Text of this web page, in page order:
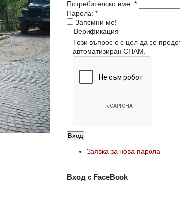
Потребителско име: *
Парола: *
Запомни ме!
Верификация
Този въпрос е с цел да се
автоматизиран СПАМ.
Заявка за нова парола
Вход с FaceBook